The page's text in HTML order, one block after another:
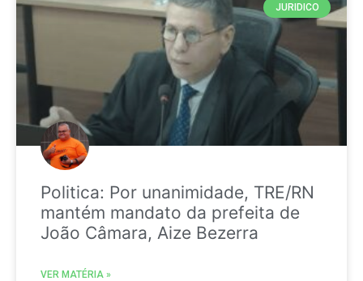
JURIDICO
Politica: Por unanimidade, TRE/RN
mantém mandato da prefeita de
João Câmara, Aize Bezerra
VER MATÉRIA »